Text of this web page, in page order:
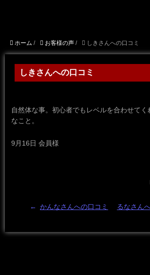
ホーム / お客様の声 / しきさんへの口コミ
しきさんへの口コミ
自然体な事。初心者でもレベルを合わせてく
なこと。
9月16日 会員様
← かんなさんへの口コミ るなさん